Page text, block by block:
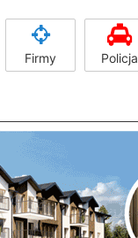
Firmy Policja